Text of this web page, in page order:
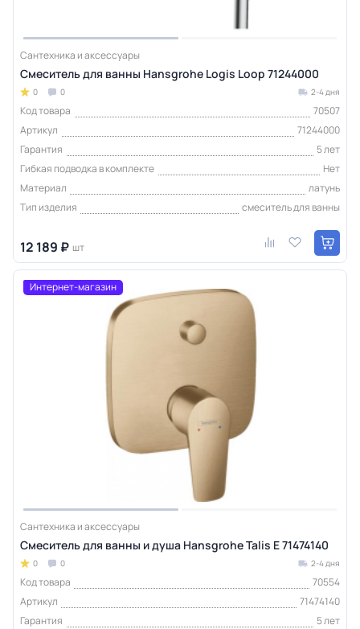
Сантехника и аксессуары
Смеситель для ванны Hansgrohe Logis Loop 71244000
0 0 2-4 дня
Код товара
70507
Артикул
71244000
Гарантия
5 лет
Гибкая подводка в комплекте
Нет
Материал
латунь
Тип изделия
смеситель для ванны
12 189 ₽ шт
Интернет-магазин
Сантехника и аксессуары
Смеситель для ванны и душа Hansgrohe Talis E 71474140
0 0 2-4 дня
Код товара
70554
Артикул
71474140
Гарантия
5 лет